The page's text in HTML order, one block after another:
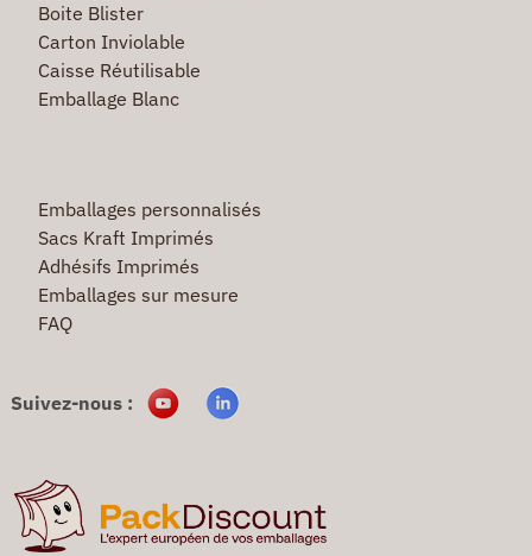
Boite Blister
Carton Inviolable
Caisse Réutilisable
Emballage Blanc
Emballages personnalisés
Sacs Kraft Imprimés
Adhésifs Imprimés
Emballages sur mesure
FAQ
Suivez-nous :